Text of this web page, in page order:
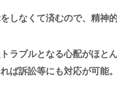
しなくて済むので、精神
ラブルとなる心配がほと
ば訴訟等にも対応が可能。